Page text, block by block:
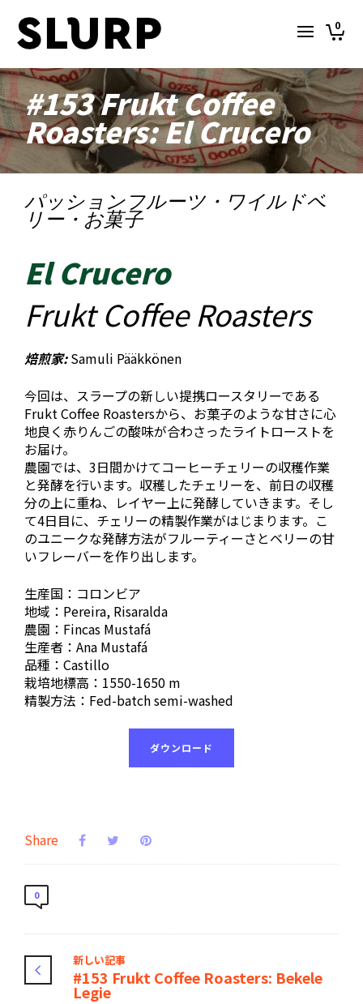
0
#153 Frukt Coffee
Roasters: El Crucero
パッションフルーツ・ワイルドベ
リー・お菓子
El Crucero
Frukt Coffee Roasters
焙煎家:Samuli Pääkkönen
今回は、スラープの新しい提携ロースタリーである
Frukt Coffee Roastersから、お菓子のような甘さに心
地良く赤りんごの酸味が合わさったライトローストを
お届け。
農園では、3日間かけてコーヒーチェリーの収穫作業
と発酵を行います。収穫したチェリーを、前日の収穫
分の上に重ね、レイヤー上に発酵していきます。そし
て4日目に、チェリーの精製作業がはじまります。こ
のユニークな発酵方法がフルーティーさとベリーの甘
いフレーバーを作り出します。
生産国：コロンビア
地域：Pereira, Risaralda
農園：Fincas Mustafá
生産者：Ana Mustafá
品種：Castillo
栽培地標高：1550-1650 m
精製方法：Fed-batch semi-washed
ダウンロード
Share
0
新しい記事
#153 Frukt Coffee Roasters: Bekele
Legie